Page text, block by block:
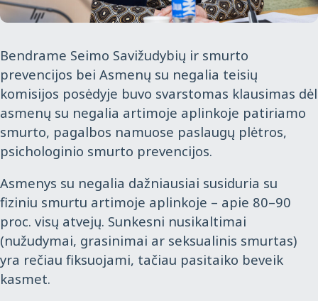
Bendrame Seimo Savižudybių ir smurto
prevencijos bei Asmenų su negalia teisių
komisijos posėdyje buvo svarstomas klausimas dėl
asmenų su negalia artimoje aplinkoje patiriamo
smurto, pagalbos namuose paslaugų plėtros,
psichologinio smurto prevencijos.
Asmenys su negalia dažniausiai susiduria su
fiziniu smurtu artimoje aplinkoje – apie 80–90
proc. visų atvejų. Sunkesni nusikaltimai
(nužudymai, grasinimai ar seksualinis smurtas)
yra rečiau fiksuojami, tačiau pasitaiko beveik
kasmet.